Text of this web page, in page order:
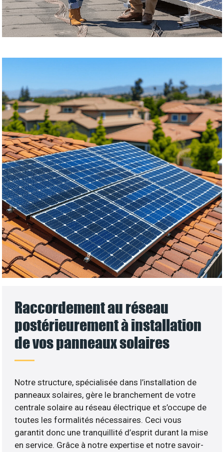
Raccordement au réseau
postérieurement à installation
de vos panneaux solaires
Notre structure, spécialisée dans l’installation de
panneaux solaires, gère le branchement de votre
centrale solaire au réseau électrique et s’occupe de
toutes les formalités nécessaires. Ceci vous
garantit donc une tranquillité d’esprit durant la mise
en service. Grâce à notre expertise et notre savoir-